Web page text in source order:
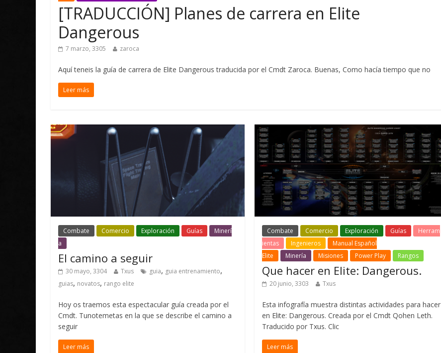
[TRADUCCIÓN] Planes de carrera en Elite
Dangerous
7 marzo, 3305 zaroca
Aquí teneis la guía de carrera de Elite Dangerous traducida por el Cmdt Zaroca. Buenas, Como hacía tiempo que no
Leer más
Combate Comercio Exploración Guías
Minerí
a
El camino a seguir
30 mayo, 3304 Txus guia, guia entrenamiento,
guias, novatos, rango elite
Hoy os traemos esta espectacular guía creada por el
Cmdt. Tunotemetas en la que se describe el camino a
seguir
Leer más
Combate Comercio Exploración Guías
Herram
ientas
Ingenieros
Manual Español
Elite
Minería Misiones Power Play Rangos
Que hacer en Elite: Dangerous.
20 junio, 3303 Txus
Esta infografía muestra distintas actividades para hacer
en Elite: Dangerous. Creada por el Cmdt Qohen Leth.
Traducido por Txus. Clic
Leer más